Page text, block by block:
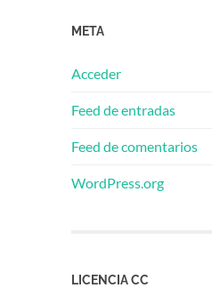
META
Acceder
Feed de entradas
Feed de comentarios
WordPress.org
LICENCIA CC